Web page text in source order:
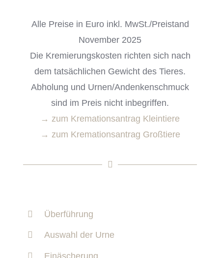
Alle Preise in Euro inkl. MwSt./Preistand
November 2025
Die Kremierungskosten richten sich nach
dem tatsächlichen Gewicht des Tieres.
Abholung und Urnen/Andenkenschmuck
sind im Preis nicht inbegriffen.
→ zum Kremationsantrag Kleintiere
→ zum Kremationsantrag Großtiere
Überführung
Auswahl der Urne
Einäscherung